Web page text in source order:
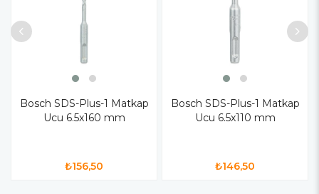
Bosch SDS-Plus-1 Matkap
Ucu 6.5x160 mm
₺156,50
Bosch SDS-Plus-1 Matkap
Ucu 6.5x110 mm
₺146,50